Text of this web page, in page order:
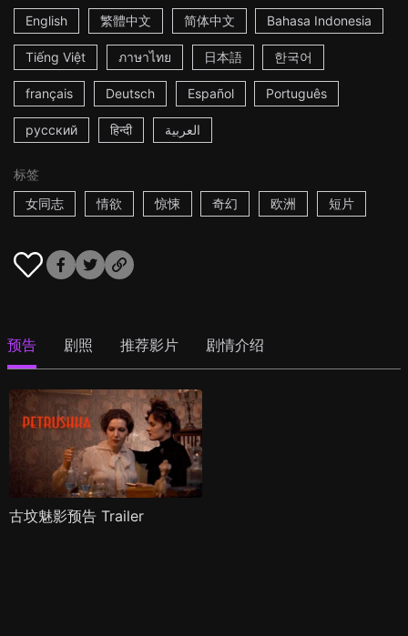
English
繁體中文 简体中文 Bahasa Indonesia
Tiếng Việt ภาษาไทย 日本語 한국어
français Deutsch Español Português
русский हिन्दी العربية
标签
女同志
情欲 惊悚 奇幻 欧洲 短片
预告 剧照 推荐影片 剧情介绍
古坟魅影预告 Trailer